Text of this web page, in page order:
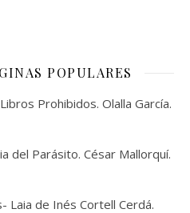
POPULARES
Prohibidos. Olalla García.
del Parásito. César Mallorquí.
Laia de Inés Cortell Cerdá.